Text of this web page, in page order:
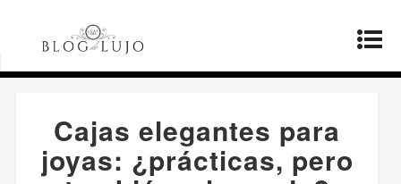
Página principal
Cajas elegantes
para joyas: ¿prácticas, pero también a la moda?
Cajas elegantes para
joyas: ¿prácticas, pero